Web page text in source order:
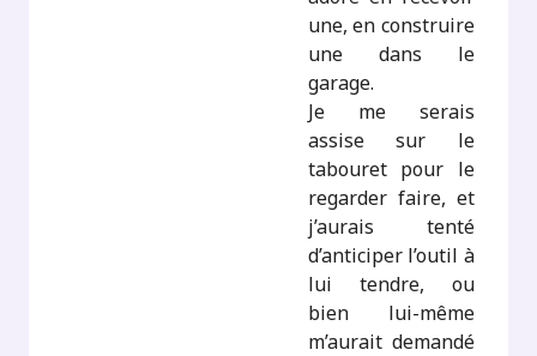
une, en construire
une dans le
garage.
Je me serais
assise sur le
tabouret pour le
regarder faire, et
j’aurais tenté
d’anticiper l’outil à
lui tendre, ou
bien lui-même
m’aurait demandé